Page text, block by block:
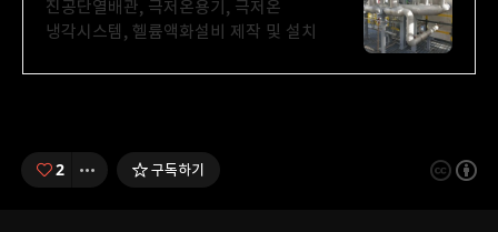
진공단열배관, 극저온용기, 극저온
냉각시스템, 헬륨액화설비 제작 및 설치
2 구독하기